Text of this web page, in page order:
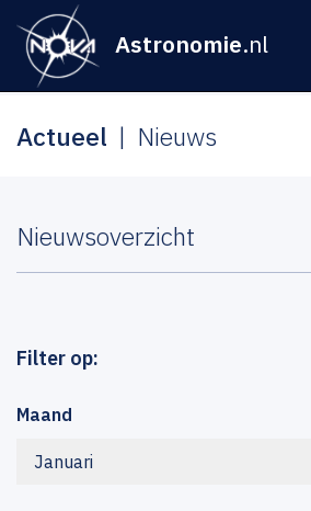
Astronomie.nl
Actueel Nieuws
Nieuwsoverzicht
Filter op:
Maand
Januari